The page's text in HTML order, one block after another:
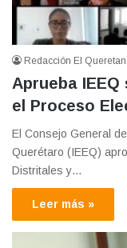
Redacción El
Aprueba
el Proceso
El Consejo General
Querétaro (IEEQ)
Distritales y…
Leer más »